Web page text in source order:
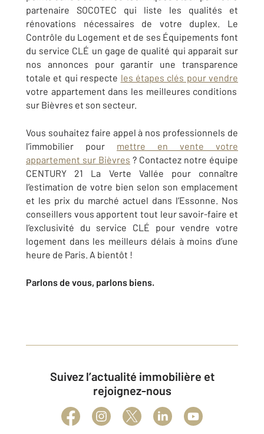
partenaire SOCOTEC qui liste les qualités et
rénovations nécessaires de votre duplex. Le
Contrôle du Logement et de ses Équipements font
du service CLÉ un gage de qualité qui apparait sur
nos annonces pour garantir une transparence
totale et qui respecte les étapes clés pour vendre
votre appartement dans les meilleures conditions
sur Bièvres et son secteur.
Vous souhaitez faire appel à nos professionnels de
l’immobilier pour mettre en vente votre
appartement sur Bièvres ? Contactez notre équipe
CENTURY 21 La Verte Vallée pour connaître
l’estimation de votre bien selon son emplacement
et les prix du marché actuel dans l’Essonne. Nos
conseillers vous apportent tout leur savoir-faire et
l’exclusivité du service CLÉ pour vendre votre
logement dans les meilleurs délais à moins d’une
heure de Paris. A bientôt !
Parlons de vous, parlons biens.
Suivez l’actualité immobilière et
rejoignez-nous